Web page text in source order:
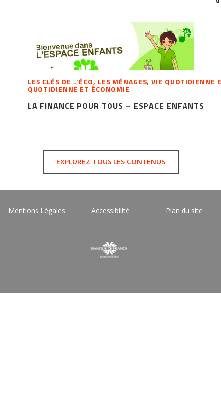
LES CLÉS DE L’ÉCO, LES MÉNAGES, VIE
QUOTIDIENNE ET ÉCONOMIE
LA FINANCE POUR TOUS – ESPACE ENFANTS
EXPLOREZ TOUS LES CONTENUS
Mentions Légales Accessibilité Plan du site